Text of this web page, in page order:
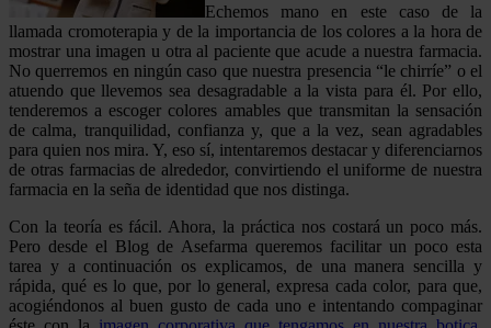
Echemos mano en este caso de la
llamada cromoterapia y de la importancia de los colores a la hora de
mostrar una imagen u otra al paciente que acude a nuestra farmacia.
No querremos en ningún caso que nuestra presencia “le chirríe” o el
atuendo que llevemos sea desagradable a la vista para él. Por ello,
tenderemos a escoger colores amables que transmitan la sensación
de calma, tranquilidad, confianza y, que a la vez, sean agradables
para quien nos mira. Y, eso sí, intentaremos destacar y diferenciarnos
de otras farmacias de alrededor, convirtiendo el uniforme de nuestra
farmacia en la seña de identidad que nos distinga.
Con la teoría es fácil. Ahora, la práctica nos costará un poco más.
Pero desde el Blog de Asefarma queremos facilitar un poco esta
tarea y a continuación os explicamos, de una manera sencilla y
rápida, qué es lo que, por lo general, expresa cada color, para que,
acogiéndonos al buen gusto de cada uno e intentando compaginar